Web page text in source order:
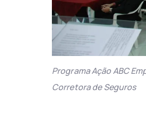
Programa Ação ABC
Corretora de Seguros